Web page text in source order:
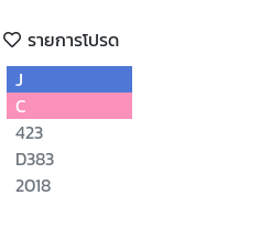
รายการโปรด
J
C
423
D383
2018